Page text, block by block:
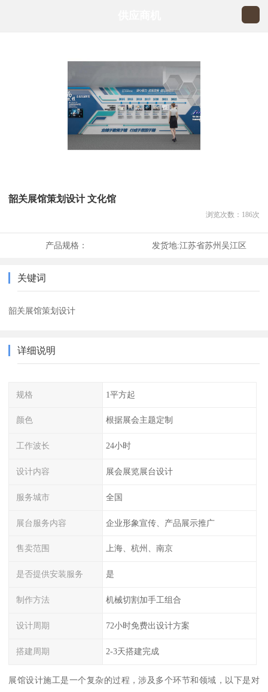
韶关展馆策划设计 文化馆
浏览次数： 186次
产品规格： 发货地:江苏省苏州吴江区
关键词
韶关展馆策划设计
详细说明
规格 1平方起
颜色 根据展会主题定制
工作波长 24小时
设计内容 展会展览展台设计
服务城市 全国
展台服务内容 企业形象宣传、产品展示推广
售卖范围 上海、杭州、南京
是否提供安装服务 是
制作方法 机械切割加手工组合
设计周期 72小时免费出设计方案
搭建周期 2-3天搭建完成
展馆设计施工是一个复杂的过程，涉及多个环节和领域，以下是对